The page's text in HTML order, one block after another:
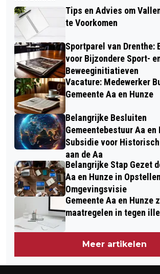
Tips en Advies om
te Voorkomen
Sportparel van Drenthe:
voor Bijzondere Sport-
Beweeginitiatieven
Vacature: Medewerker
Gemeente Aa en Hunze
Belangrijke Besluiten
Gemeentebestuur Aa en
Subsidie voor
aan de Aa
Belangrijke Stap Gezet
Aa en Hunze in Opstellen
Omgevingsvisie
Gemeente Aa en Hunze
maatregelen in tegen
Meer artikelen